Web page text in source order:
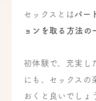
セックスとはパー
ョンを取る方法の
初体験で、充実し
にも、セックスの
おくと良いでしょ